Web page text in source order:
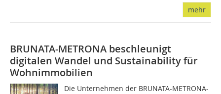
mehr
BRUNATA-METRONA beschleunigt
digitalen Wandel und Sustainability für
Wohnimmobilien
Die Unternehmen der BRUNATA-METRONA-